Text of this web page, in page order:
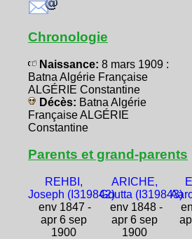
Chronologie
Naissance: 8 mars 1909 :
Batna Algérie Française
ALGÉRIE Constantine
Décès: Batna Algérie
Française ALGÉRIE
Constantine
Parents et grand-parents
REHBI,
Joseph (I319842)
env 1847 -
apr 6 sep
1900
ARICHE,
Goutta (I319843)
env 1848 -
apr 6 sep
1900